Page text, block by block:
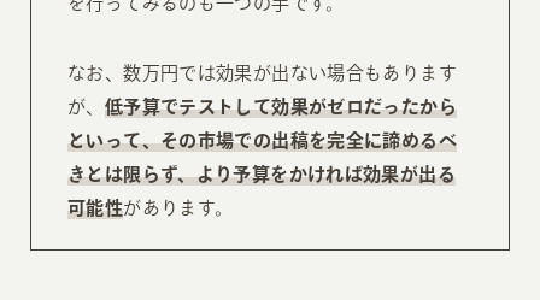
なお、数万円では効果が出ない場合もあります
が、 低予算でテストして効果がゼロだったから
といって、その市場での出稿を完全に諦めるべ
きとは限らず、より予算をかければ効果が出る
可能性があります。